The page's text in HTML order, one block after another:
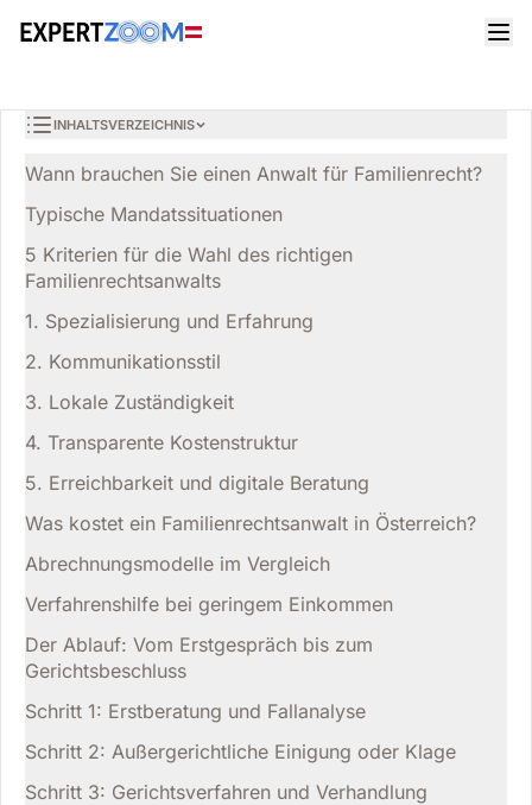
Rechtsanwälte
Familienrecht in Österreich: So wählen Sie den richtigen
Anna WeberRECHTSANWÄLTE
9 Min. Lesezeit
INHALTSVERZEICHNIS
Wann brauchen Sie einen Anwalt für Familienrecht?
Typische Mandatssituationen
5 Kriterien für die Wahl des richtigen
Familienrechtsanwalts
1. Spezialisierung und Erfahrung
2. Kommunikationsstil
3. Lokale Zuständigkeit
4. Transparente Kostenstruktur
5. Erreichbarkeit und digitale Beratung
Was kostet ein Familienrechtsanwalt in Österreich?
Abrechnungsmodelle im Vergleich
Verfahrenshilfe bei geringem Einkommen
Der Ablauf: Vom Erstgespräch bis zum
Gerichtsbeschluss
Schritt 1: Erstberatung und Fallanalyse
Schritt 2: Außergerichtliche Einigung oder Klage
Schritt 3: Gerichtsverfahren und Verhandlung